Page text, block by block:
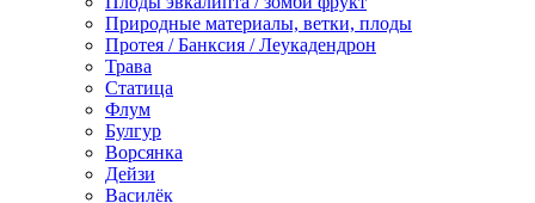
Природные материалы, ветки, плоды
Протея / Банксия / Леукадендрон
Трава
Статица
Флум
Булгур
Ворсянка
Дейзи
Василёк